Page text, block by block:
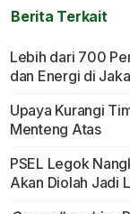
Berita Terkait
Lebih dari 700
dan Energi di
Upaya Kurangi
Menteng Atas
PSEL Legok
Akan Diolah Jadi